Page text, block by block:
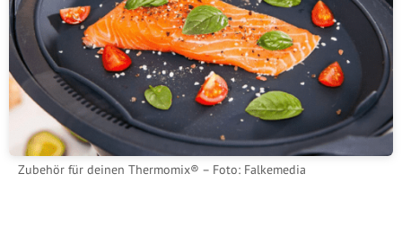
Zubehör für deinen Thermomix® – Foto: Falkemedia